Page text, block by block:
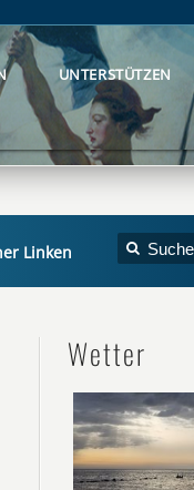
UNTERSTÜTZEN
Linken
Wetter
UNTERSTÜTZEN